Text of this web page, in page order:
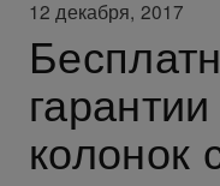
12 декабря, 2017
колонок